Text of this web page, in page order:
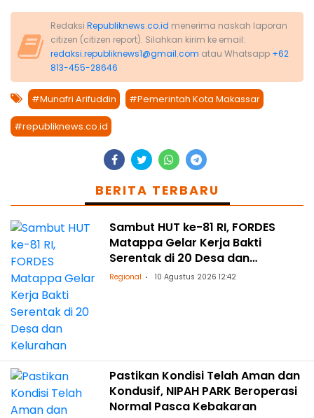
Redaksi Republiknews.co.id menerima naskah laporan
citizen (citizen report). Silahkan kirim ke email:
redaksi.republiknews1@gmail.com atau Whatsapp +62
813-455-28646
#Munafri Arifuddin #Pemerintah Kota Makassar
#republiknews.co.id
BERITA TERBARU
Sambut HUT ke-81 RI, FORDES
Matappa Gelar Kerja Bakti
Serentak di 20 Desa dan
Kelurahan
Regional 10 Agustus 2026 12:42
Pastikan Kondisi Telah Aman dan
Kondusif, NIPAH PARK Beroperasi
Normal Pasca Kebakaran